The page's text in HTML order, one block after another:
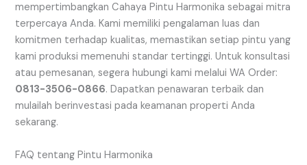
mempertimbangkan Cahaya Pintu Harmonika sebagai mitra
terpercaya Anda. Kami memiliki pengalaman luas dan
komitmen terhadap kualitas, memastikan setiap pintu yang
kami produksi memenuhi standar tertinggi. Untuk konsultasi
atau pemesanan, segera hubungi kami melalui WA Order:
0813-3506-0866. Dapatkan penawaran terbaik dan
mulailah berinvestasi pada keamanan properti Anda
sekarang.
FAQ tentang Pintu Harmonika